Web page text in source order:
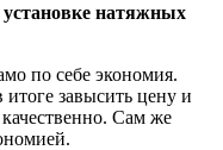
натяжных
по себе экономия.
итоге завысить цену и
Сам же